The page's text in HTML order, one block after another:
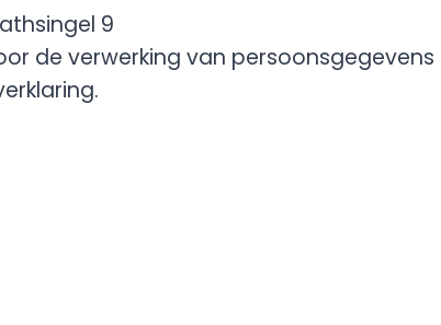
9
de verwerking van persoonsgegevens